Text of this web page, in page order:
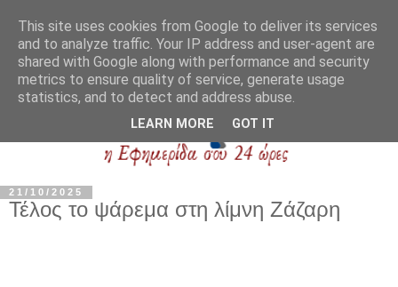
21/10/2025
Τέλος το ψάρεμα στη λίμνη Ζάζαρη
This site uses cookies from Google to deliver its services
and to analyze traffic. Your IP address and user-agent are
shared with Google along with performance and security
metrics to ensure quality of service, generate usage
statistics, and to detect and address abuse.
LEARN MORE GOT IT